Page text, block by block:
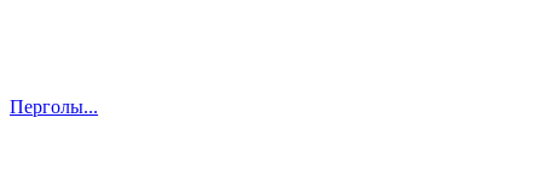
Перголы...